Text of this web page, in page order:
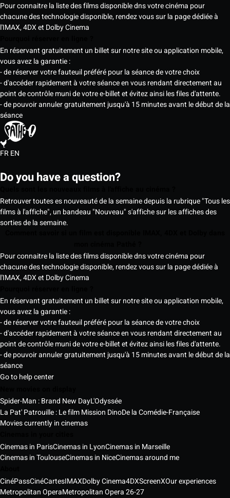
Pour connaitre la liste des films disponible dns votre cinéma pour
chacune des technologie disponible, rendez vous sur la page dédiée à
l'IMAX, 4DX et Dolby Cinema
En réservant gratuitement un billet sur notre site ou application mobile,
vous avez la garantie :
- de réserver votre fauteuil préféré pour la séance de votre choix
- d'accéder rapidement à votre séance en vous rendant directement au
point de contrôle muni de votre e-billet et évitez ainsi les files d'attente.
- de pouvoir annuler gratuitement jusqu'à 15 minutes avant le début de la
séance
FREN
Do you have a question?
Retrouver toutes es nouveauté de la semaine depuis la rubrique "Tous les
films à l'affiche", un bandeau "Nouveau" s'affiche sur les affiches des
sorties de la semaine.
Pour connaitre la liste des films disponible dns votre cinéma pour
chacune des technologie disponible, rendez vous sur la page dédiée à
l'IMAX, 4DX et Dolby Cinema
En réservant gratuitement un billet sur notre site ou application mobile,
vous avez la garantie :
- de réserver votre fauteuil préféré pour la séance de votre choix
- d'accéder rapidement à votre séance en vous rendant directement au
point de contrôle muni de votre e-billet et évitez ainsi les files d'attente.
- de pouvoir annuler gratuitement jusqu'à 15 minutes avant le début de la
séance
Go to help center
Spider-Man : Brand New DayL'Odyssée
La Pat' Patrouille : Le film Mission DinoDe la Comédie-Française
Movies currently in cinemas
Cinemas in ParisCinemas in LyonCinemas in Marseille
Cinemas in ToulouseCinemas in NiceCinemas around me
CinéPassCinéCartesIMAXDolby Cinema4DXScreenXOur experiences
Metropolitan OperaMetropolitan Opera 26-27